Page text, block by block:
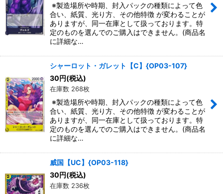
※製造場所や時期、封入パックの種類によって色
合い、紙質、光り方、その他特徴 が変わることが
ありますが、同一在庫として扱っております。特
定のものを選んでのご購入はできません。(商品名
に詳細な…
シャーロット・ガレット【C】{OP03-107}
30円(税込)
在庫数 268枚
※製造場所や時期、封入パックの種類によって色
合い、紙質、光り方、その他特徴 が変わることが
ありますが、同一在庫として扱っております。特
定のものを選んでのご購入はできません。(商品名
に詳細な…
威国【UC】{OP03-118}
30円(税込)
在庫数 236枚